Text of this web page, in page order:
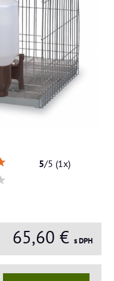
5/5 (1x)
65,60 € s DPH